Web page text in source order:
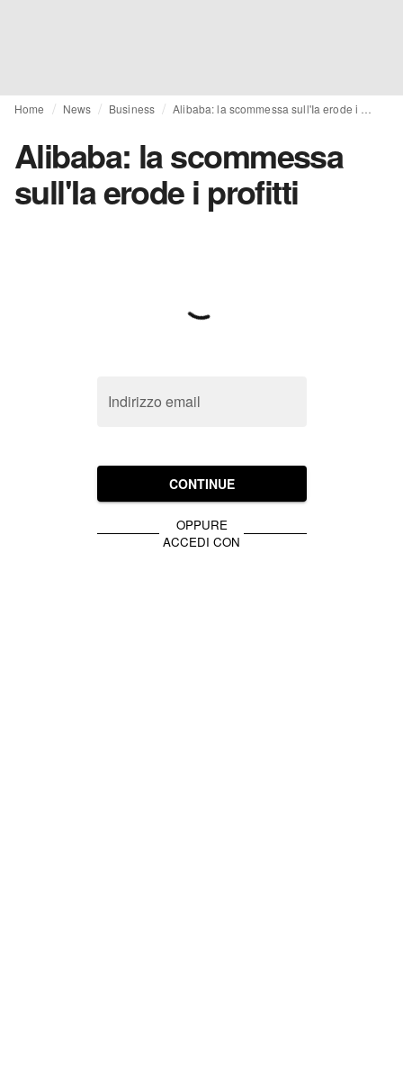
Home News Business
Alibaba: la scommessa
sull'Ia erode i profitti
Indirizzo email
CONTINUE
OPPURE
ACCEDI CON